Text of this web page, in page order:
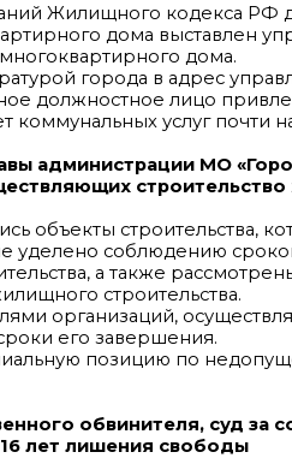
Жилищного кодекса РФ
дома выставлен
дома.
города в адрес
должностное лицо
услуг почти
администрации МО
объекты строительства,
уделено соблюдению
а также
строительства.
организаций,
его завершения.
позицию по
обвинителя, суд за
лет лишения свободы